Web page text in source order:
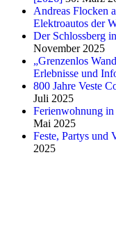
Andreas Flocken
Elektroautos der
Der Schlossberg
November 2025
„Grenzenlos
Erlebnisse und
800 Jahre Veste
Juli 2025
Ferienwohnung
Mai 2025
Feste, Partys und
2025